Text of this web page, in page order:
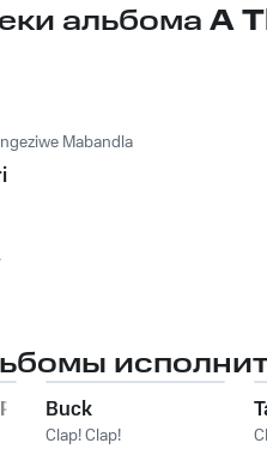
альбома A
Mabandla
Buck
Clap! Clap!